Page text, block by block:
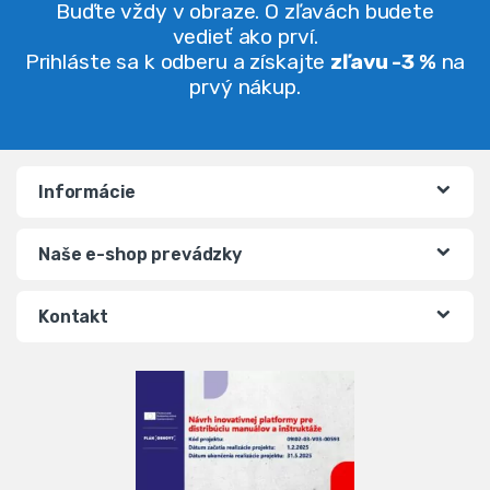
Buďte vždy v obraze. O zľavách budete
vedieť ako prví.
Prihláste sa k odberu a získajte zľavu -3 % na
prvý nákup.
Informácie
Naše e-shop prevádzky
Kontakt